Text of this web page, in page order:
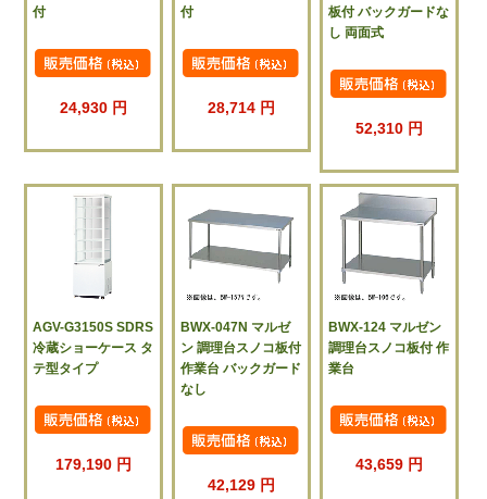
付
24,930 円
付
28,714 円
板付 バックガードな
し 両面式
52,310 円
AGV-G3150S SDRS
冷蔵ショーケース タ
テ型タイプ
179,190 円
BWX-047N マルゼ
ン 調理台スノコ板付
作業台 バックガード
なし
42,129 円
BWX-124 マルゼン
調理台スノコ板付 作
業台
43,659 円